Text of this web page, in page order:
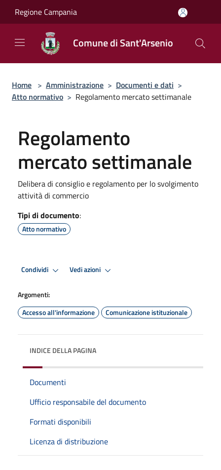
Regione Campania
Comune di Sant'Arsenio
Home > Amministrazione > Documenti e dati >
Atto normativo > Regolamento mercato settimanale
Regolamento
mercato settimanale
Delibera di consiglio e regolamento per lo svolgimento
attività di commercio
Tipi di documento:
Atto normativo
Condividi Vedi azioni
Argomenti:
Accesso all'informazione
Comunicazione istituzionale
INDICE DELLA PAGINA
Documenti
Ufficio responsabile del documento
Formati disponibili
Licenza di distribuzione